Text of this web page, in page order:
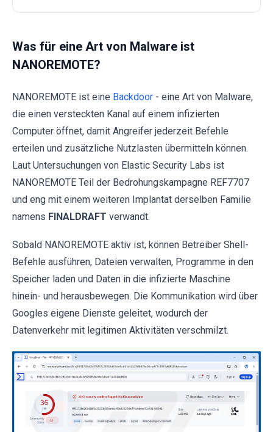
Was für eine Art von Malware ist
NANOREMOTE?
NANOREMOTE ist eine Backdoor - eine Art von Malware,
die einen versteckten Kanal auf einem infizierten
Computer öffnet, damit Angreifer jederzeit Befehle
erteilen und zusätzliche Nutzlasten übermitteln können.
Laut Untersuchungen von Elastic Security Labs ist
NANOREMOTE Teil der Bedrohungskampagne REF7707
und eng mit einem weiteren Implantat derselben Familie
namens FINALDRAFT verwandt.
Sobald NANOREMOTE aktiv ist, können Betreiber Shell-
Befehle ausführen, Dateien verwalten, Programme in den
Speicher laden und Daten in die infizierte Maschine
hinein- und herausbewegen. Die Kommunikation wird über
Googles eigene Dienste geleitet, wodurch der
Datenverkehr mit legitimen Aktivitäten verschmilzt.